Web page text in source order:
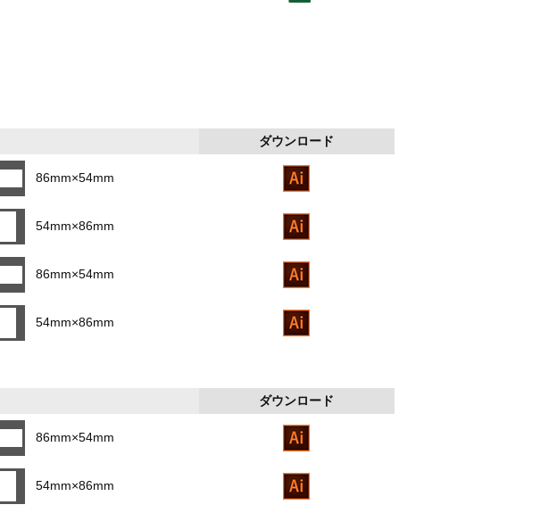
ダウンロード
86mm×54mm
54mm×86mm
86mm×54mm
54mm×86mm
ダウンロード
86mm×54mm
54mm×86mm